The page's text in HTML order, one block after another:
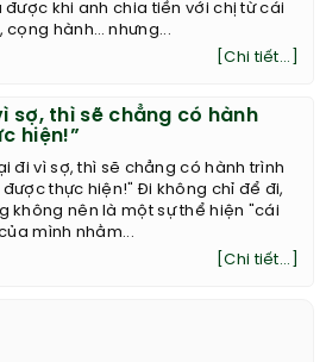
được khi anh chia tiền với chị từ cái
cọng hành… nhưng...
[Chi tiết...]
sợ, thì sẽ chẳng có hành
hiện!”
đi vì sợ, thì sẽ chẳng có hành trình
được thực hiện!" Đi không chỉ để đi,
không nên là một sự thể hiện "cái
mình nhằm...
[Chi tiết...]